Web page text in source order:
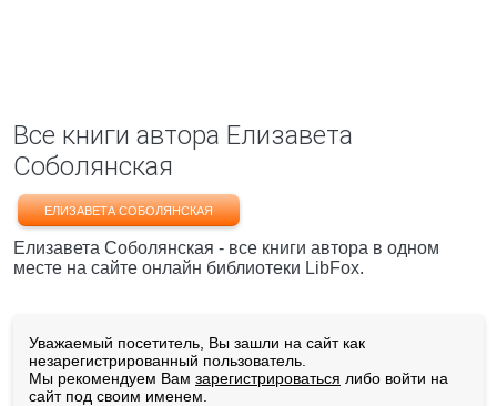
Все книги автора Елизавета
Соболянская
ЕЛИЗАВЕТА СОБОЛЯНСКАЯ
Елизавета Соболянская - все книги автора в одном
месте на сайте онлайн библиотеки LibFox.
Уважаемый посетитель, Вы зашли на сайт как
незарегистрированный пользователь.
Мы рекомендуем Вам зарегистрироваться либо войти на
сайт под своим именем.